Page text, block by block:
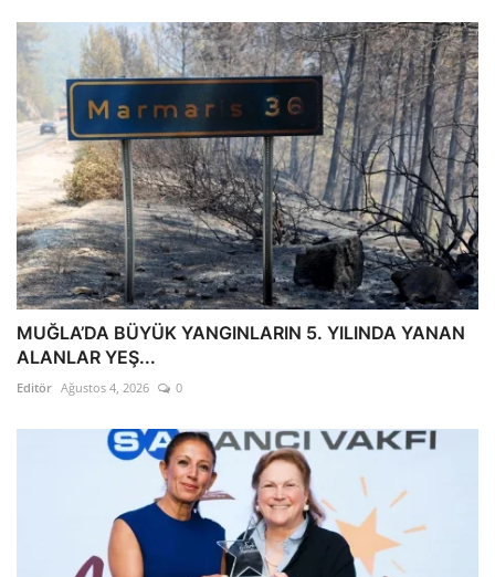
MUĞLA’DA BÜYÜK YANGINLARIN 5. YILINDA YANAN
ALANLAR YEŞ...
Editör Ağustos 4, 2026 0